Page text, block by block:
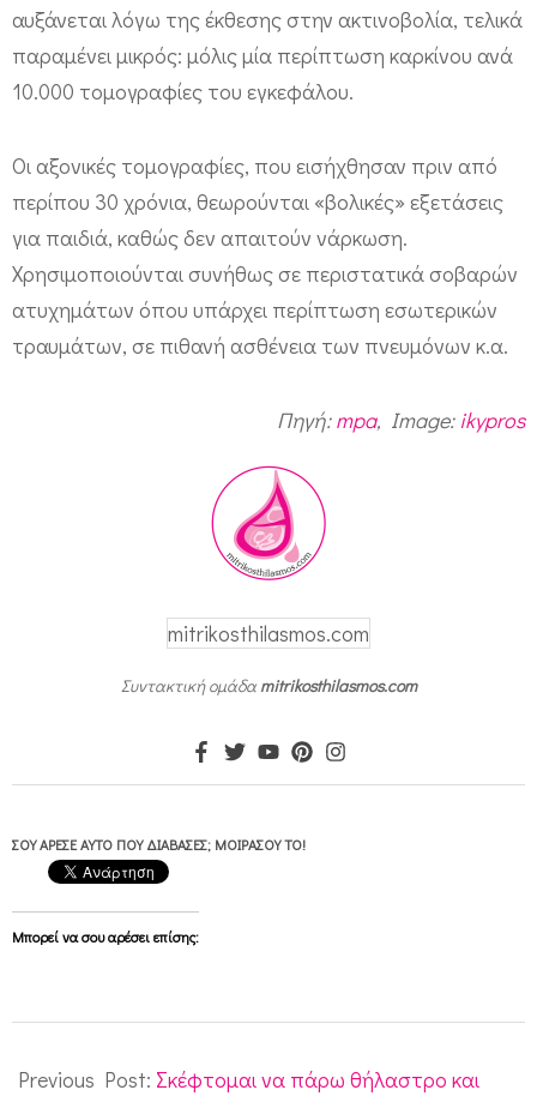
ξ
ο
ν
κ
έ
ς
τ
ο
μ
α
δ
ά
αυξάνεται λόγω της έκθεσης στην ακτινοβολία, τελικά
παραμένει μικρός: μόλις μία περίπτωση καρκίνου ανά
10.000 τομογραφίες του εγκεφάλου.
Οι αξονικές τομογραφίες, που εισήχθησαν πριν από
περίπου 30 χρόνια, θεωρούνται «βολικές» εξετάσεις
για παιδιά, καθώς δεν απαιτούν νάρκωση.
Χρησιμοποιούνται συνήθως σε περιστατικά σοβαρών
ατυχημάτων όπου υπάρχει περίπτωση εσωτερικών
τραυμάτων, σε πιθανή ασθένεια των πνευμόνων κ.α.
Πηγή:mpa, Image: ikypros
mitrikosthilasmos.com
Συντακτική ομάδαmitrikosthilasmos.com
ΣΟΥ ΆΡΕΣΕ ΑΥΤΌ ΠΟΥ ΔΙΆΒΑΣΕΣ; ΜΟΙΡΆΣΟΥ ΤΟ!
Μπορεί να σου αρέσει επίσης:
06-
Previous Post: Σκέφτομαι να πάρω θήλαστρο και